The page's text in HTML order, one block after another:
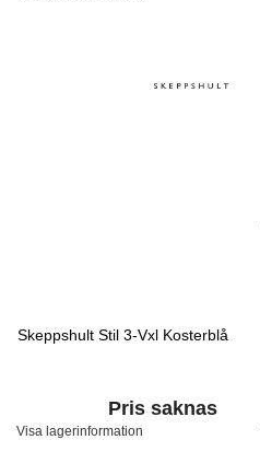
Skeppshult Stil 3-Vxl Kosterblå
Pris saknas
Visa lagerinformation